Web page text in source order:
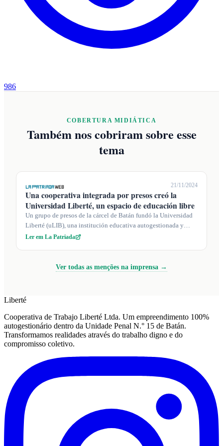
986
COBERTURA MIDIÁTICA
Também nos cobriram sobre esse
tema
21/11/2024
Una cooperativa integrada por presos creó la
Universidad Liberté, un espacio de educación libre
Un grupo de presos de la cárcel de Batán fundó la Universidad
Liberté (uLIB), una institución educativa autogestionada y
accesible que promu...
Ler em La Patriada
Ver todas as menções na imprensa →
Liberté
Cooperativa de Trabajo Liberté Ltda. Um empreendimento 100%
autogestionário dentro da Unidade Penal N.° 15 de Batán.
Transformamos realidades através do trabalho digno e do
compromisso coletivo.